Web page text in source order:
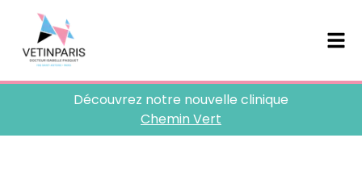
Découvrez notre nouvelle clinique
Chemin Vert